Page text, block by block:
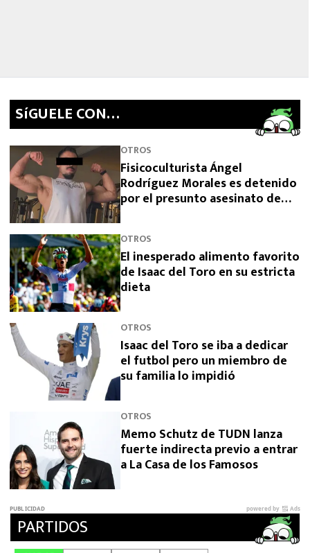
SíGUELE CON…
OTROS
Fisicoculturista Ángel
Rodríguez Morales es detenido
por el presunto asesinato de
OTROS
El inesperado alimento favorito
de Isaac del Toro en su estricta
dieta
OTROS
Isaac del Toro se iba a dedicar
el futbol pero un miembro de
su familia lo impidió
OTROS
Memo Schutz de TUDN lanza
fuerte indirecta previo a entrar
a La Casa de los Famosos